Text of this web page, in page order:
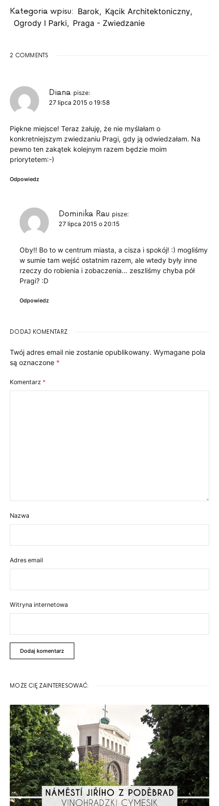
Kategoria wpisu: Barok, Kącik Architektoniczny,
Ogrody I Parki, Praga - Zwiedzanie
2 COMMENTS
Diana pisze:
27 lipca 2015 o 19:58
Piękne miejsce! Teraz żałuję, że nie myślałam o
konkretniejszym zwiedzaniu Pragi, gdy ją odwiedzałam. Na
pewno ten zakątek kolejnym razem będzie moim
priorytetem:-)
Odpowiedz
Dominika Rau pisze:
27 lipca 2015 o 20:15
Oby!! Bo to w centrum miasta, a cisza i spokój! :) mogliśmy
w sumie tam wejść ostatnim razem, ale wtedy były inne
rzeczy do robienia i zobaczenia… zeszliśmy chyba pół
Pragi? :D
Odpowiedz
DODAJ KOMENTARZ
Twój adres email nie zostanie opublikowany. Wymagane pola
są oznaczone *
Komentarz *
Nazwa
Adres email
Witryna internetowa
MOŻE CIĘ ZAINTERESOWAĆ: